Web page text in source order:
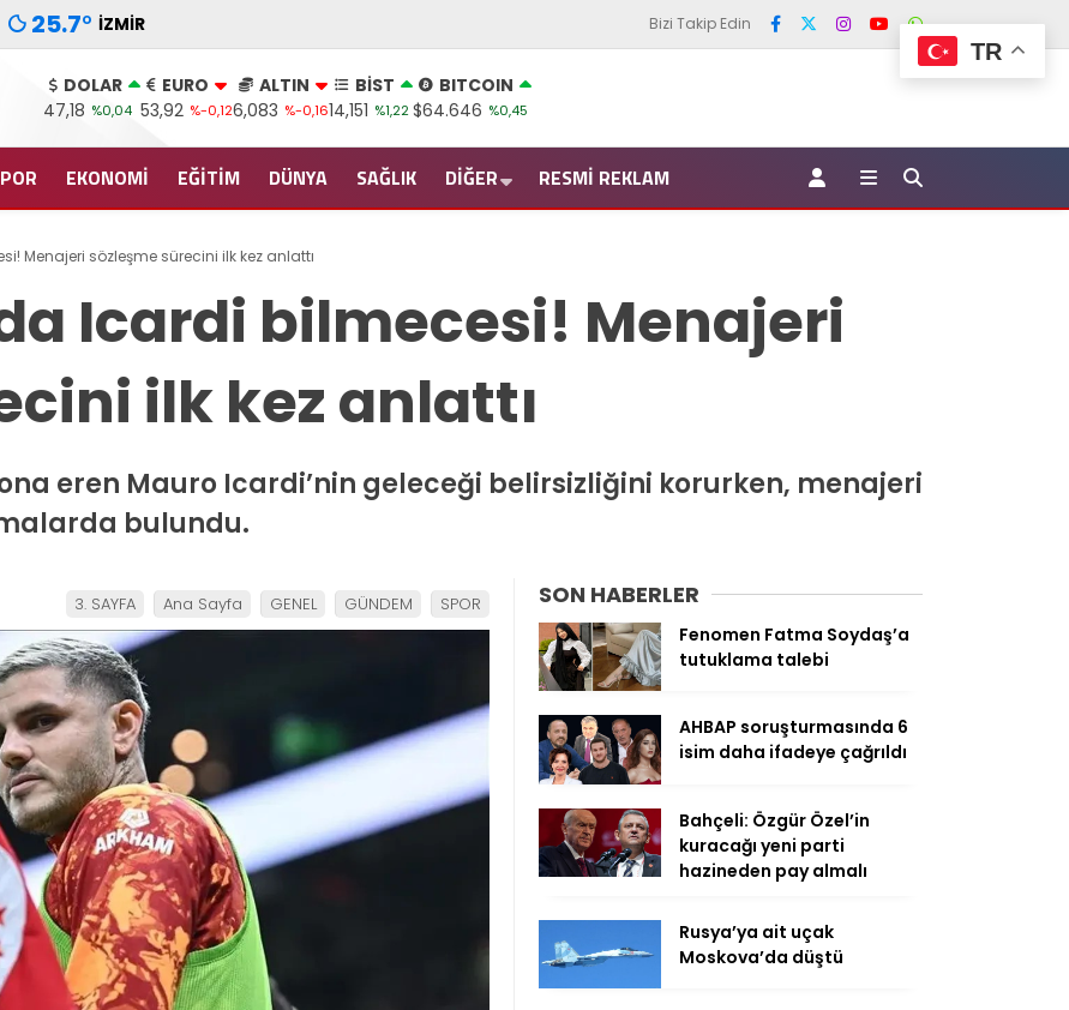
25.7° İZMIR Bizi Takip Edin
DOLAR
47,18 %0,04
EURO
53,92 %-0,12
ALTIN
6,083 %-0,16
BİST
14,151 %1,22
BITCOIN
$64.646 %0,45
EKONOMİ EĞİTİM DÜNYA SAĞLIK DİĞER RESMI REKLAM
Menajeri sözleşme sürecini ilk kez anlattı
Icardi bilmecesi! Menajeri
ilk kez anlattı
eren Mauro Icardi’nin geleceği belirsizliğini korurken, menajeri
bulundu.
3. SAYFA Ana Sayfa GENEL GÜNDEM SPOR SON HABERLER
Fenomen Fatma Soydaş’a
tutuklama talebi
AHBAP soruşturmasında 6
isim daha ifadeye çağrıldı
Bahçeli: Özgür Özel’in
kuracağı yeni parti
hazineden pay almalı
Rusya’ya ait uçak
Moskova’da düştü
TR